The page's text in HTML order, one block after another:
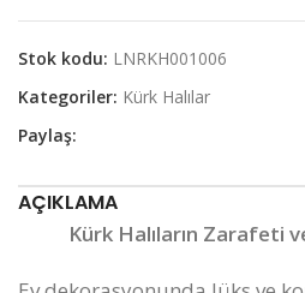
Stok kodu: LNRKH001006
Kategoriler: Kürk Halılar
Paylaş:
AÇIKLAMA
Kürk Halıların Zarafeti